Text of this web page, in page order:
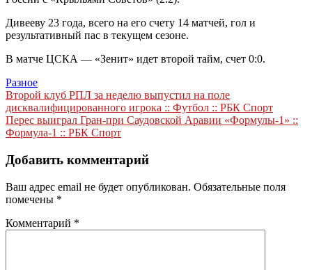
Дивееву 23 года, всего на его счету 14 матчей, гол и
результативный пас в текущем сезоне.
В матче ЦСКА — «Зенит» идет второй тайм, счет 0:0.
Разное
Навигация
по
записям
Второй клуб РПЛ за неделю выпустил на поле
дисквалифицированного игрока :: Футбол :: РБК Спорт
Перес выиграл Гран-при Саудовской Аравии «Формулы-1» ::
Формула-1 :: РБК Спорт
Добавить комментарий
Ваш адрес email не будет опубликован. Обязательные поля
помечены *
Комментарий *